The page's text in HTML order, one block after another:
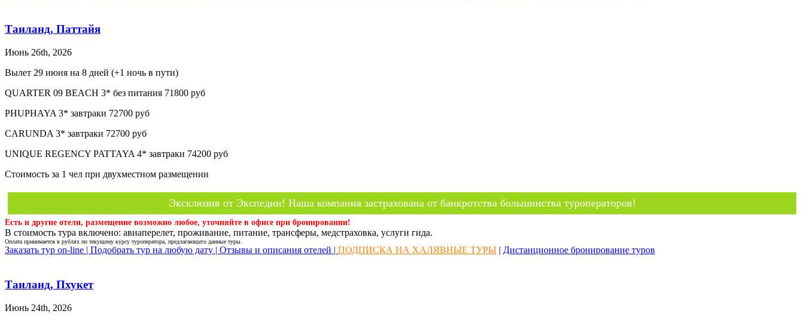
Таиланд, Паттайя
Июнь 26th, 2026
Вылет 29 июня на 8 дней (+1 ночь в пути)
QUARTER 09 BEACH 3* без питания 71800 руб
PHUPHAYA 3* завтраки 72700 руб
CARUNDA 3* завтраки 72700 руб
UNIQUE REGENCY PATTAYA 4* завтраки 74200 руб
Стоимость за 1 чел при двухместном размещении
Эксклюзив от Экспедии! Наша компания застрахована от банкротства большинства туроператоров!
Есть и другие отели, размещение возможно любое, уточняйте в офисе при бронировании!
В стоимость тура включено: авиаперелет, проживание, питание, трансферы, медстраховка, услуги гида.
Оплата принимается в рублях по текущему курсу туроператора, предлагающего данные туры.
Заказать тур on-line | Подобрать тур на любую дату | Отзывы и описания отелей | ПОДПИСКА НА ХАЛЯВНЫЕ ТУРЫ | Дистанционное бронирование туров
Таиланд, Пхукет
Июнь 24th, 2026